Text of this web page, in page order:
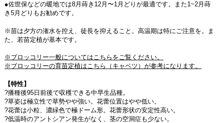
●佐世保などの暖地では8月蒔き12月〜1月どりが最適です。また1~2月蒔
き5月どりもお勧めです。
※苗は夕方の潅水を控え、徒長を抑えること。高温期は特にご注意を。ま
た、若苗定植が基本です。
※ブロッコリー一般についてはこちらをご覧ください。
※ブロッコリーの育苗定植はこちら（キャベツ）が参考になります。
【特性】
?播種後95日前後で収穫できる中早生品種。
?草姿は極立性で草勢やや強い。花蕾位置はやや低い。
?花蕾は小粒、濃緑色で極ドーム形。花蕾形状の安定性高い。
?低温時のアントシアン発生がなく、茎の空洞症も少ない。